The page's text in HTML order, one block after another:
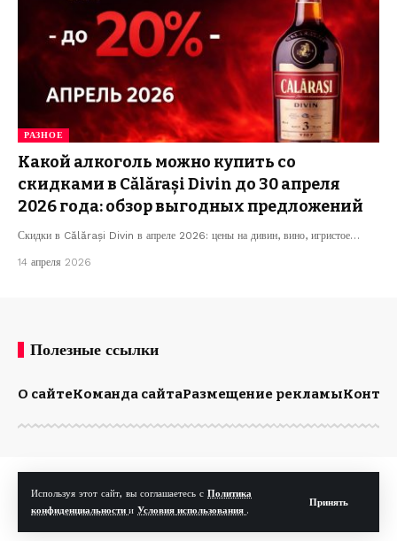
Используя этот сайт, вы соглашаетесь с Политика
конфиденциальности и Условия использования .
Принять
РАЗНОЕ
Какой алкоголь можно купить со
скидками в Călărași Divin до 30 апреля
2026 года: обзор выгодных предложений
Скидки в Călărași Divin в апреле 2026: цены на дивин, вино, игристое…
14 апреля 2026
Полезные ссылки
О сайтеКоманда сайтаРазмещение рекламы